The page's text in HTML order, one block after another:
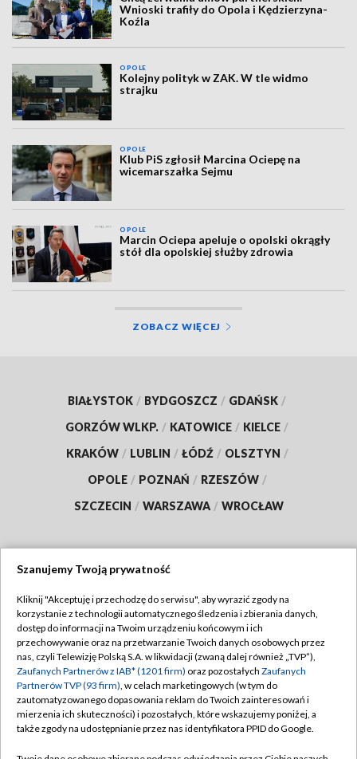
Wnioski trafiły do Opola i Kędzierzyna-
Koźla
OPOLE
Kolejny polityk w ZAK. W tle widmo
strajku
OPOLE
Klub PiS zgłosił Marcina Ociepę na
wicemarszałka Sejmu
OPOLE
Marcin Ociepa apeluje o opolski okrągły
stół dla opolskiej służby zdrowia
ZOBACZ WIĘCEJ
BIAŁYSTOK / BYDGOSZCZ / GDAŃSK /
GORZÓW WLKP. / KATOWICE / KIELCE /
KRAKÓW / LUBLIN / ŁÓDŹ / OLSZTYN /
OPOLE / POZNAŃ / RZESZÓW /
SZCZECIN / WARSZAWA / WROCŁAW
TVP
Abonament TVP
Emisja w TVP
Centrum informacji TVP
Naziemna Telewizja Cyfrowa
Regulamin TVP
Polityka prywatności
Moje zgody
Pomoc
Szanujemy Twoją prywatność
Kliknij "Akceptuję i przechodzę do serwisu", aby wyrazić zgody na
korzystanie z technologii automatycznego śledzenia i zbierania danych,
dostęp do informacji na Twoim urządzeniu końcowym i ich
przechowywanie oraz na przetwarzanie Twoich danych osobowych przez
nas, czyli Telewizję Polską S.A. w likwidacji (zwaną dalej również „TVP”),
Zaufanych Partnerów z IAB* (1201 firm) oraz pozostałych Zaufanych
Partnerów TVP (93 firm), w celach marketingowych (w tym do
zautomatyzowanego dopasowania reklam do Twoich zainteresowań i
mierzenia ich skuteczności) i pozostałych, które wskazujemy poniżej, a
także zgody na udostępnianie przez nas identyfikatora PPID do Google.